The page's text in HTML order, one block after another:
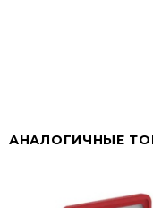
АНАЛОГИЧНЫЕ